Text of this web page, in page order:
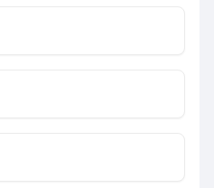
هل يمكنني جمع